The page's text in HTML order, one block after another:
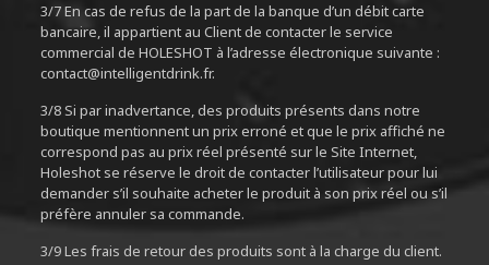
3/7 En cas de refus de la part de la banque d’un débit carte
bancaire, il appartient au Client de contacter le service
commercial de HOLESHOT à l’adresse électronique suivante :
contact@intelligentdrink.fr.
3/8 Si par inadvertance, des produits présents dans notre
boutique mentionnent un prix erroné et que le prix affiché ne
correspond pas au prix réel présenté sur le Site Internet,
Holeshot se réserve le droit de contacter l’utilisateur pour lui
demander s’il souhaite acheter le produit à son prix réel ou s’il
préfère annuler sa commande.
3/9 Les frais de retour des produits sont à la charge du client.